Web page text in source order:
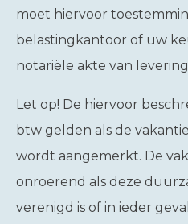
moet hiervoor
belastingkantoor of uw
notariële akte van
Let op! De hiervoor
btw gelden als de
wordt aangemerkt. De
onroerend als deze
verenigd is of in ieder